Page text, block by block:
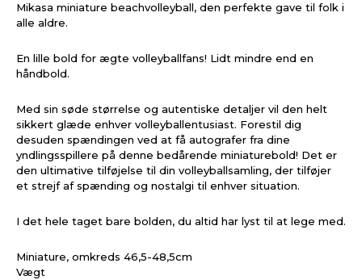
Mikasa miniature beachvolleyball, den perfekte gave til folk i
alle aldre.
En lille bold for ægte volleyballfans! Lidt mindre end en
håndbold.
Med sin søde størrelse og autentiske detaljer vil den helt
sikkert glæde enhver volleyballentusiast. Forestil dig
desuden spændingen ved at få autografer fra dine
yndlingsspillere på denne bedårende miniaturebold! Det er
den ultimative tilføjelse til din volleyballsamling, der tilføjer
et strejf af spænding og nostalgi til enhver situation.
I det hele taget bare bolden, du altid har lyst til at lege med.
Miniature, omkreds 46,5-48,5cm
Vægt